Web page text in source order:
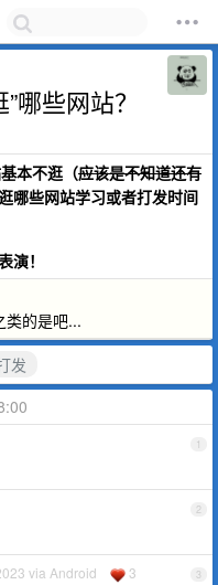
哪些网站？
本不逛（应该是不知道还有
哪些网站学习或者打发时间
演！
类的是吧...
发
1
2
3
via Android 3